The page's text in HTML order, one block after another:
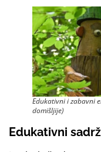
Edukativni i zabavni
domišljije)
Edukativni